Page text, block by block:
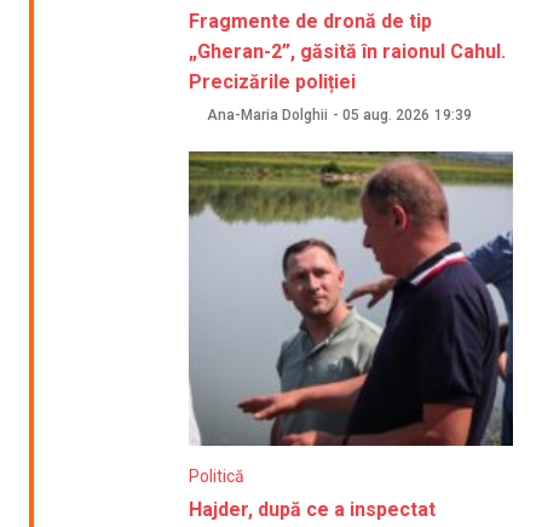
Fragmente de dronă de tip
„Gheran-2”, găsită în raionul Cahul.
Precizările poliției
Ana-Maria Dolghii - 05 aug. 2026 19:39
Politică
Hajder, după ce a inspectat